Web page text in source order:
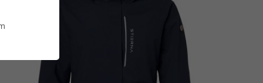
isolering och skapar ett värmebärande luftlager